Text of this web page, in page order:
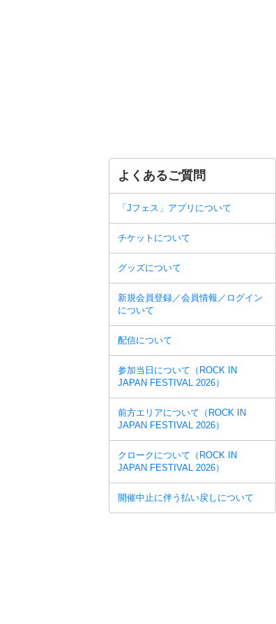
よくあるご質問
「Jフェス」アプリについて
チケットについて
グッズについて
新規会員登録／会員情報／ログイン
について
配信について
参加当日について（ROCK IN
JAPAN FESTIVAL 2026）
前方エリアについて（ROCK IN
JAPAN FESTIVAL 2026）
クロークについて（ROCK IN
JAPAN FESTIVAL 2026）
開催中止に伴う払い戻しについて